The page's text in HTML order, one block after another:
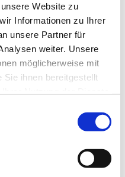
Website zu
Informationen zu Ihrer
unsere Partner für
weiter. Unsere
möglicherweise mit
Sie ihnen bereitgestellt